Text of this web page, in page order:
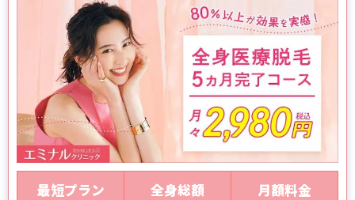
最短プラン 全身総額 月額料金